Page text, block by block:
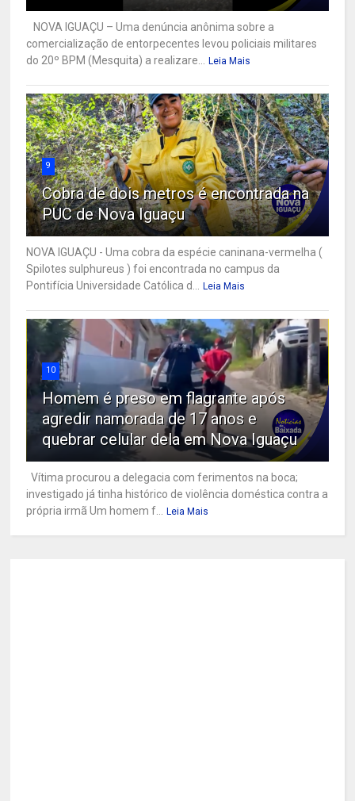
NOVA IGUAÇU – Uma denúncia anônima sobre a
comercialização de entorpecentes levou policiais militares
do 20º BPM (Mesquita) a realizare... Leia Mais
9
Cobra de dois metros é encontrada na
PUC de Nova Iguaçu
NOVA IGUAÇU - Uma cobra da espécie caninana-vermelha (
Spilotes sulphureus ) foi encontrada no campus da
Pontifícia Universidade Católica d... Leia Mais
10
Homem é preso em flagrante após
agredir namorada de 17 anos e
quebrar celular dela em Nova Iguaçu
Vítima procurou a delegacia com ferimentos na boca;
investigado já tinha histórico de violência doméstica contra a
própria irmã Um homem f... Leia Mais